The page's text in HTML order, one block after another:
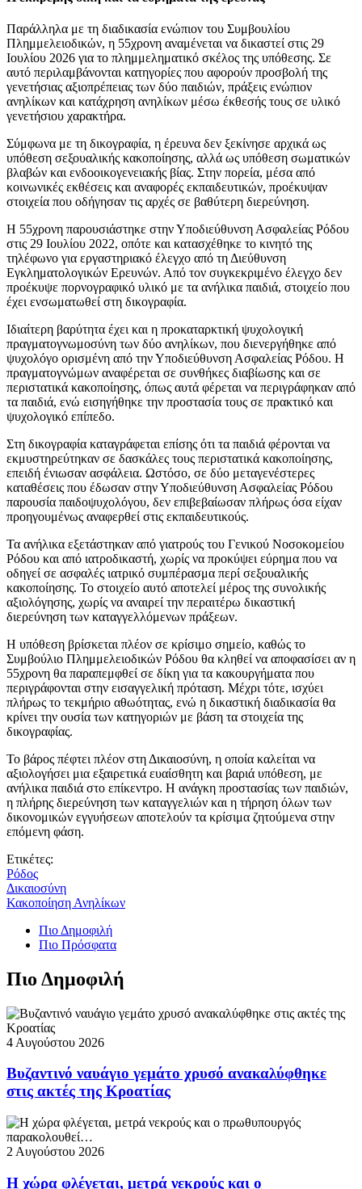
Παράλληλα με τη διαδικασία ενώπιον του Συμβουλίου
Πλημμελειοδικών, η 55χρονη αναμένεται να δικαστεί στις 29
Ιουλίου 2026 για το πλημμεληματικό σκέλος της υπόθεσης. Σε
αυτό περιλαμβάνονται κατηγορίες που αφορούν προσβολή της
γενετήσιας αξιοπρέπειας των δύο παιδιών, πράξεις ενώπιον
ανηλίκων και κατάχρηση ανηλίκων μέσω έκθεσής τους σε υλικό
γενετήσιου χαρακτήρα.
Σύμφωνα με τη δικογραφία, η έρευνα δεν ξεκίνησε αρχικά ως
υπόθεση σεξουαλικής κακοποίησης, αλλά ως υπόθεση σωματικών
βλαβών και ενδοοικογενειακής βίας. Στην πορεία, μέσα από
κοινωνικές εκθέσεις και αναφορές εκπαιδευτικών, προέκυψαν
στοιχεία που οδήγησαν τις αρχές σε βαθύτερη διερεύνηση.
Η 55χρονη παρουσιάστηκε στην Υποδιεύθυνση Ασφαλείας Ρόδου
στις 29 Ιουλίου 2022, οπότε και κατασχέθηκε το κινητό της
τηλέφωνο για εργαστηριακό έλεγχο από τη Διεύθυνση
Εγκληματολογικών Ερευνών. Από τον συγκεκριμένο έλεγχο δεν
προέκυψε πορνογραφικό υλικό με τα ανήλικα παιδιά, στοιχείο που
έχει ενσωματωθεί στη δικογραφία.
Ιδιαίτερη βαρύτητα έχει και η προκαταρκτική ψυχολογική
πραγματογνωμοσύνη των δύο ανηλίκων, που διενεργήθηκε από
ψυχολόγο ορισμένη από την Υποδιεύθυνση Ασφαλείας Ρόδου. Η
πραγματογνώμων αναφέρεται σε συνθήκες διαβίωσης και σε
περιστατικά κακοποίησης, όπως αυτά φέρεται να περιγράφηκαν από
τα παιδιά, ενώ εισηγήθηκε την προστασία τους σε πρακτικό και
ψυχολογικό επίπεδο.
Στη δικογραφία καταγράφεται επίσης ότι τα παιδιά φέρονται να
εκμυστηρεύτηκαν σε δασκάλες τους περιστατικά κακοποίησης,
επειδή ένιωσαν ασφάλεια. Ωστόσο, σε δύο μεταγενέστερες
καταθέσεις που έδωσαν στην Υποδιεύθυνση Ασφαλείας Ρόδου
παρουσία παιδοψυχολόγου, δεν επιβεβαίωσαν πλήρως όσα είχαν
προηγουμένως αναφερθεί στις εκπαιδευτικούς.
Τα ανήλικα εξετάστηκαν από γιατρούς του Γενικού Νοσοκομείου
Ρόδου και από ιατροδικαστή, χωρίς να προκύψει εύρημα που να
οδηγεί σε ασφαλές ιατρικό συμπέρασμα περί σεξουαλικής
κακοποίησης. Το στοιχείο αυτό αποτελεί μέρος της συνολικής
αξιολόγησης, χωρίς να αναιρεί την περαιτέρω δικαστική
διερεύνηση των καταγγελλόμενων πράξεων.
Η υπόθεση βρίσκεται πλέον σε κρίσιμο σημείο, καθώς το
Συμβούλιο Πλημμελειοδικών Ρόδου θα κληθεί να αποφασίσει αν η
55χρονη θα παραπεμφθεί σε δίκη για τα κακουργήματα που
περιγράφονται στην εισαγγελική πρόταση. Μέχρι τότε, ισχύει
πλήρως το τεκμήριο αθωότητας, ενώ η δικαστική διαδικασία θα
κρίνει την ουσία των κατηγοριών με βάση τα στοιχεία της
δικογραφίας.
Το βάρος πέφτει πλέον στη Δικαιοσύνη, η οποία καλείται να
αξιολογήσει μια εξαιρετικά ευαίσθητη και βαριά υπόθεση, με
ανήλικα παιδιά στο επίκεντρο. Η ανάγκη προστασίας των παιδιών,
η πλήρης διερεύνηση των καταγγελιών και η τήρηση όλων των
δικονομικών εγγυήσεων αποτελούν τα κρίσιμα ζητούμενα στην
επόμενη φάση.
Ετικέτες:
Ρόδος
Δικαιοσύνη
Κακοποίηση Ανηλίκων
Πιο Δημοφιλή
Πιο Πρόσφατα
Πιο Δημοφιλή
4 Αυγούστου 2026
Βυζαντινό ναυάγιο γεμάτο χρυσό ανακαλύφθηκε
στις ακτές της Κροατίας
2 Αυγούστου 2026
Η χώρα φλέγεται, μετρά νεκρούς και ο